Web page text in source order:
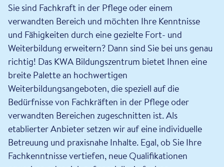
Sie sind Fachkraft in der Pflege oder einem
verwandten Bereich und möchten Ihre Kenntnisse
und Fähigkeiten durch eine gezielte Fort- und
Weiterbildung erweitern? Dann sind Sie bei uns genau
richtig! Das KWA Bildungszentrum bietet Ihnen eine
breite Palette an hochwertigen
Weiterbildungsangeboten, die speziell auf die
Bedürfnisse von Fachkräften in der Pflege oder
verwandten Bereichen zugeschnitten ist. Als
etablierter Anbieter setzen wir auf eine individuelle
Betreuung und praxisnahe Inhalte. Egal, ob Sie Ihre
Fachkenntnisse vertiefen, neue Qualifikationen